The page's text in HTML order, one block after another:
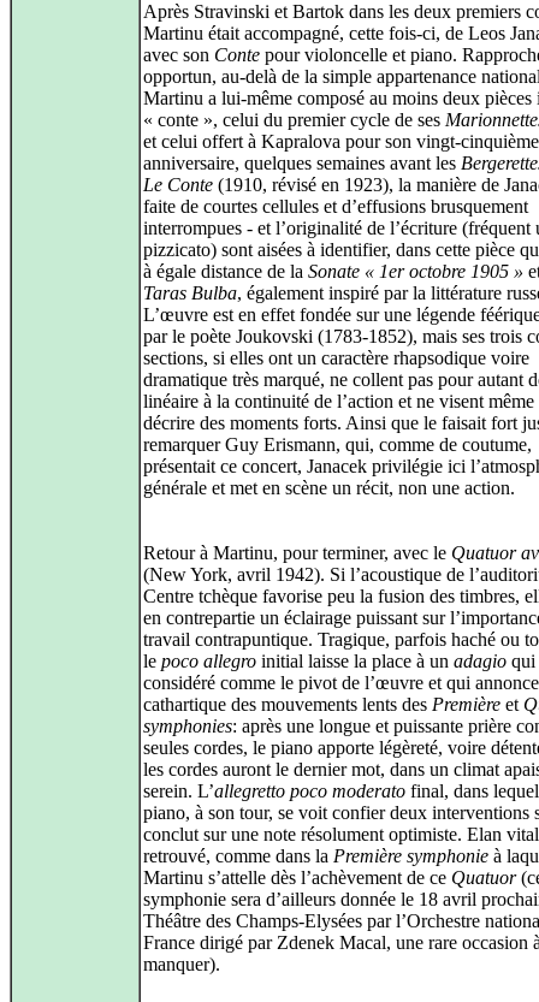
Après Stravinski et Bartok dans les deux premiers
Martinu était accompagné, cette fois-ci, de Leos
avec son Conte pour violoncelle et piano.
opportun, au-delà de la simple appartenance
Martinu a lui-même composé au moins deux pièces
« conte », celui du premier cycle de ses
et celui offert à Kapralova pour son vingt-cinquième
anniversaire, quelques semaines avant les
Le Conte (1910, révisé en 1923), la manière de
faite de courtes cellules et d’effusions brusquement
interrompues - et l’originalité de l’écriture (fréquent
pizzicato) sont aisées à identifier, dans cette pièce
à égale distance de la Sonate « 1er octobre 1905 »
Taras Bulba, également inspiré par la littérature
L’œuvre est en effet fondée sur une légende
par le poète Joukovski (1783-1852), mais ses trois
sections, si elles ont un caractère rhapsodique voire
dramatique très marqué, ne collent pas pour autant
linéaire à la continuité de l’action et ne visent même
décrire des moments forts. Ainsi que le faisait fort
remarquer Guy Erismann, qui, comme de coutume,
présentait ce concert, Janacek privilégie ici
générale et met en scène un récit, non une action.
Retour à Martinu, pour terminer, avec le Quatuor
(New York, avril 1942). Si l’acoustique de
Centre tchèque favorise peu la fusion des timbres,
en contrepartie un éclairage puissant sur
travail contrapuntique. Tragique, parfois haché ou
le poco allegro initial laisse la place à un adagio qui
considéré comme le pivot de l’œuvre et qui
cathartique des mouvements lents des Première et
symphonies: après une longue et puissante prière
seules cordes, le piano apporte légèreté, voire
les cordes auront le dernier mot, dans un climat
serein. L’allegretto poco moderato final, dans
piano, à son tour, se voit confier deux interventions
conclut sur une note résolument optimiste. Elan vital
retrouvé, comme dans la Première symphonie à
Martinu s’attelle dès l’achèvement de ce Quatuor
symphonie sera d’ailleurs donnée le 18 avril
Théâtre des Champs-Elysées par l’Orchestre
France dirigé par Zdenek Macal, une rare occasion
manquer).